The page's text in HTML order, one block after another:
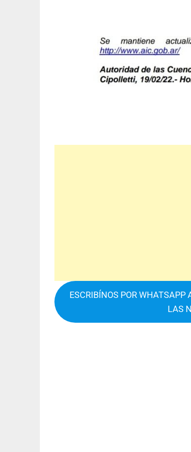
ESCRIBÍNOS POR WHATSAPP
LAS